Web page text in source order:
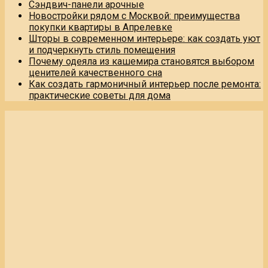
Сэндвич-панели арочные
Новостройки рядом с Москвой: преимущества
покупки квартиры в Апрелевке
Шторы в современном интерьере: как создать уют
и подчеркнуть стиль помещения
Почему одеяла из кашемира становятся выбором
ценителей качественного сна
Как создать гармоничный интерьер после ремонта:
практические советы для дома